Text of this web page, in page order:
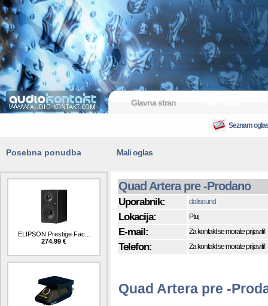
Glavna stran
Seznam
Posebna ponudba
ELIPSON Prestige Fac...
274.99 €
Mali oglas
Quad Artera pre -Prodano
Uporabnik: dalisound
Lokacija: Ptuj
E-mail: Za kontakt se morate prijaviti!
Telefon: Za kontakt se morate prijaviti!
Quad Artera pre -